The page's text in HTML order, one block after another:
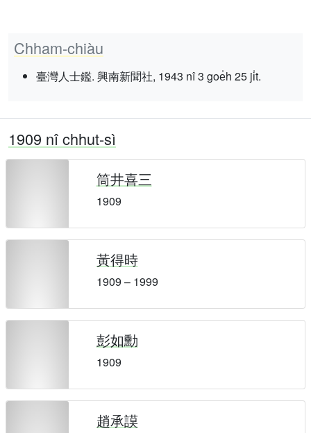
Chham-chiàu
臺灣人士鑑. 興南新聞社, 1943 nî 3 goe̍h 25 ji̍t.
1909 nî chhut-sì
筒井喜三
1909
黃得時
1909 – 1999
彭如勳
1909
趙承謨